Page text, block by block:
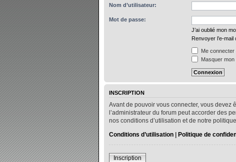
Nom d’utilisateur:
Mot de passe:
J’ai oublié mon
Renvoyer l’e-mail
Me connecter
Masquer
INSCRIPTION
Avant de pouvoir vous connecter, vous devez
l’administrateur du forum peut accorder des
nos conditions d’utilisation et de notre
Conditions d’utilisation | Politique de
Inscription